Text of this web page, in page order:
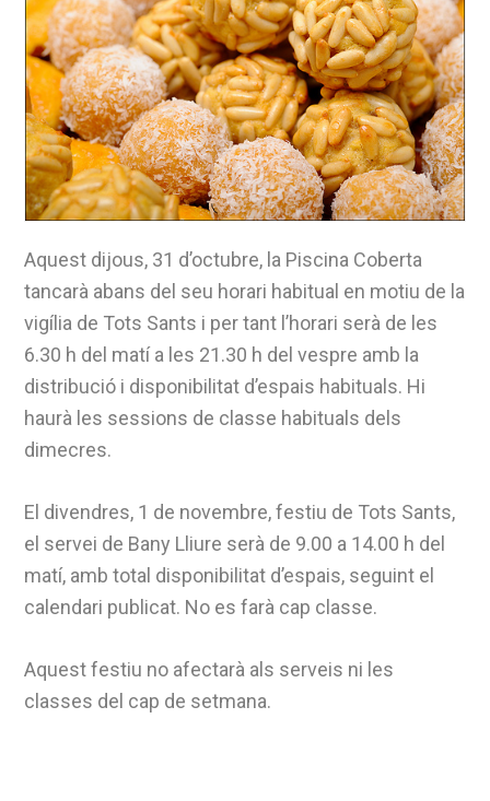
Aquest dijous, 31 d’octubre, la Piscina Coberta
tancarà abans del seu horari habitual en motiu de la
vigília de Tots Sants i per tant l’horari serà de les
6.30 h del matí a les 21.30 h del vespre amb la
distribució i disponibilitat d’espais habituals. Hi
haurà les sessions de classe habituals dels
dimecres.
El divendres, 1 de novembre, festiu de Tots Sants,
el servei de Bany Lliure serà de 9.00 a 14.00 h del
matí, amb total disponibilitat d’espais, seguint el
calendari publicat. No es farà cap classe.
Aquest festiu no afectarà als serveis ni les
classes del cap de setmana.